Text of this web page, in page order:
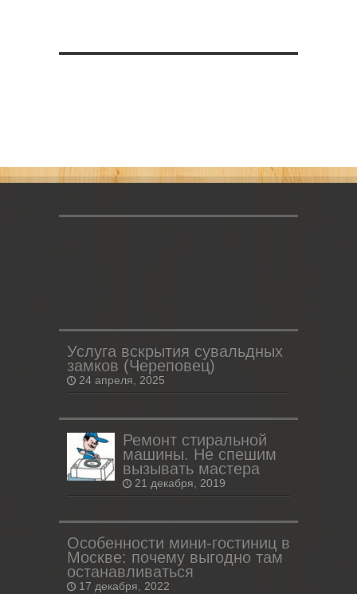
Услуга вскрытия сувальдных
замков (Череповец)
24 апреля, 2025
Ремонт стиральной
машины. Не спешим
вызывать мастера
21 декабря, 2019
Особенности мини-гостиниц в
Москве: почему выгодно там
останавливаться
17 декабря, 2022